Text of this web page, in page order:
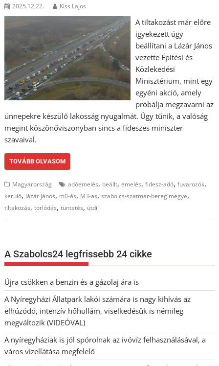
2025.12.22. Kiss Lajos
A tiltakozást már előre
igyekezett úgy
beállítani a Lázár János
vezette Építési és
Közlekedési
Minisztérium, mint egy
egyéni akció, amely
próbálja megzavarni az
ünnepekre készülő lakosság nyugalmát. Úgy tűnik, a valóság
megint köszönőviszonyban sincs a fideszes miniszter
szavaival.
TOVÁBB OLVASOM
Magyarország adóemelés, beállt,emelés,fidesz-adó,fuvarozók,
kerülő, lázár jános, m0-ás, M3-as,szabolcs-szatmár-bereg megye,
tiltakozás,torlódás,tüntetés, útdíj
A Szabolcs24 legfrissebb 24 cikke
Újra csökken a benzin és a gázolaj ára is
A Nyíregyházi Állatpark lakói számára is nagy kihívás az
elhúzódó, intenzív hőhullám, viselkedésük is némileg
megváltozik (VIDEÓVAL)
A nyíregyháziak is jól spórolnak az ivóvíz felhasználásával, a
város vízellátása megfelelő